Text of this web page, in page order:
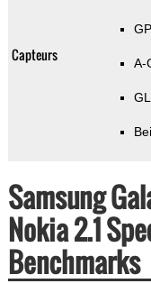
Capteurs A-
Samsung
Nokia 2.1
Benchmarks